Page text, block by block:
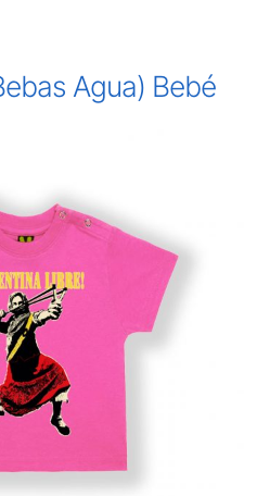
Agua) Bebé